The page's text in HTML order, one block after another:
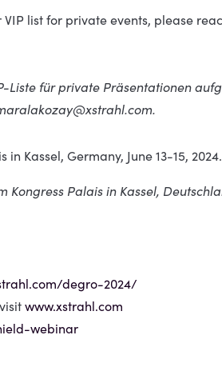
list for private events, please
Liste für private Präsentationen
Kassel, Germany, June 13-15, 2024.
Palais in Kassel,
degro-2024/
www.xstrahl.com
webinar